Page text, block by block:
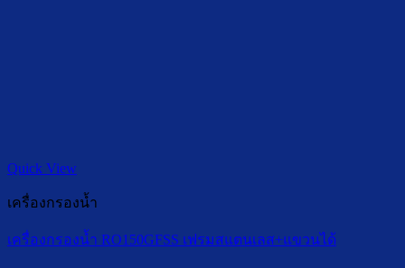
Quick View
เครื่องกรองน้ำ
เครื่องกรองน้ำ RO150GFSS เฟรมสแตนเลส+แขวนได้